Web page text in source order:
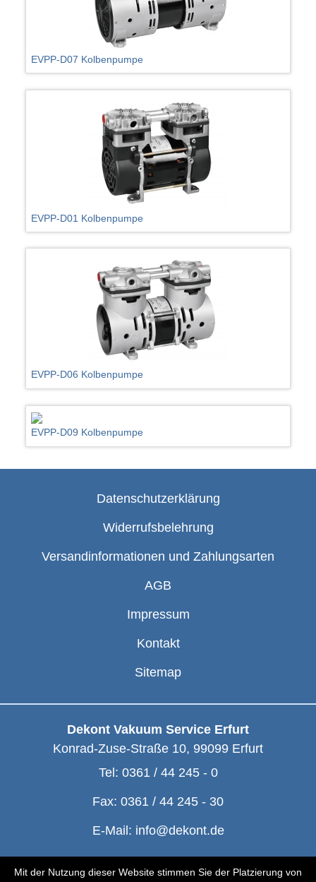
Mit der Nutzung dieser Website stimmen Sie der Platzierung von
EVPP-D07 Kolbenpumpe
EVPP-D01 Kolbenpumpe
EVPP-D06 Kolbenpumpe
EVPP-D09 Kolbenpumpe
Datenschutzerklärung
Widerrufsbelehrung
Versandinformationen und Zahlungsarten
AGB
Impressum
Kontakt
Sitemap
Dekont Vakuum Service Erfurt
Konrad-Zuse-Straße 10, 99099 Erfurt
Tel: 0361 / 44 245 - 0
Fax: 0361 / 44 245 - 30
E-Mail: info@dekont.de
© Dekont 1991 - 2026